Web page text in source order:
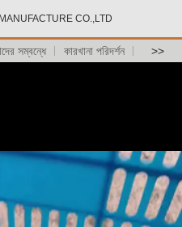
CO.,LTD
সম্বন্ধে কারখানা পরিদর্শন >>